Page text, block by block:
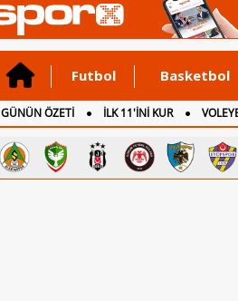
Futbol Basketbol
GÜNÜN ÖZETİ İLK 11'İNİ KUR
CANLI ANLATIM
İNGİLTERE